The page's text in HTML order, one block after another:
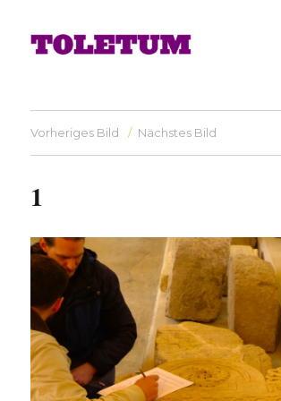
Vorheriges Bild Nächstes Bild
1